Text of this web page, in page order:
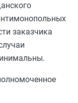
заказчика